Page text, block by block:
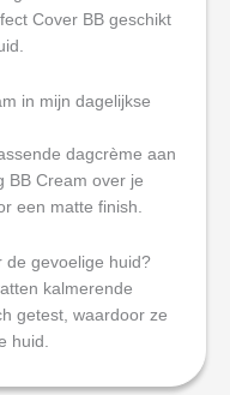
Cover BB geschikt
in mijn dagelijkse
dagcrème aan
BB Cream over je
een matte finish.
de gevoelige huid?
kalmerende
getest, waardoor ze
huid.